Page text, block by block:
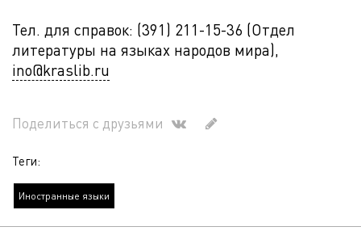
Тел. для справок: (391) 211-15-36 (Отдел
литературы на языках народов мира),
ino@kraslib.ru
Поделиться с друзьями
Теги:
Иностранные языки